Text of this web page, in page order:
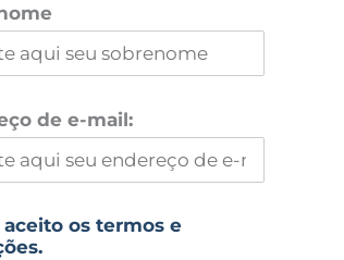
de e-mail:
aceito os termos e